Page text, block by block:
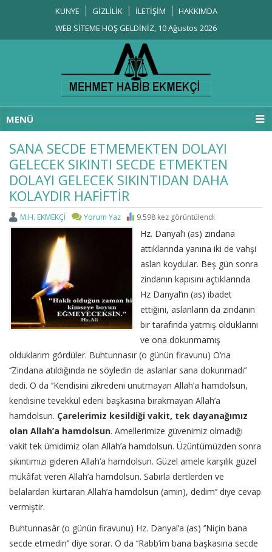
KÜNYE GİZLİLİK İLETİŞİM
HAKKIMDA
WEB SİTEME HOŞ GELDİNİZ, 10 Ağustos 2026
MENÜ
SANA SECDE ETMEMEKTEN DOLAYI
GELECEK SIKINTI SECDE ETMEKTEN
DOLAYI GELECEK SIKINTIDAN DAHA
KOLAYDIR HAFİFTİR
M.H. EKMEKÇİ Yorum Yaz 9.598 kez görüntülendi
Hz. Danyal’ı (as) zindana
attıklarında yanına iki de vahşi
aslan koydular. Beş gün sonra
zindanın kapısını açtıklarında
Hz Danyal’ın (as) ibadet
ettiğini, aslanların da zindanın
bir tarafında yatmış olduklarını
ve ona dokunmamış
olduklarım gördüler. Buhtunnasır (o günün firavunu) O’na
‘’Zindana atıldığında ne söyledin de aslanlar sana dokunmadı’’
dedi. O da ‘’Kendisini zikredeni unutmayan Allah’a hamdolsun,
kendisine tevekkül edeni başkasına bırakmayan Allah’a
hamdolsun. Çarelerimiz kesildiği vakit, tek dayanağımız
olan Allah’a hamdolsun. Amellerimize güvenimiz olmadığı
vakit tek ümidimiz olan Allah’a hamdolsun. Üzüntümüzden sonra
sıkıntımızı gideren Allah’a hamdolsun. Güzel amele karşılık güzel
mükâfat veren Allah’a hamdolsun. Sabırla dertlerden ve
belalardan kurtaran Allah’a hamdolsun (amin), dedim’’ diye cevap
vermiştir.
Buhtunnasâr (o günün firavunu) Hz. Danyal’a (as) ‘’Niçin bana
secde etmedin’’ diye sorar. O da ‘’Rabb’im bana başkasına secde